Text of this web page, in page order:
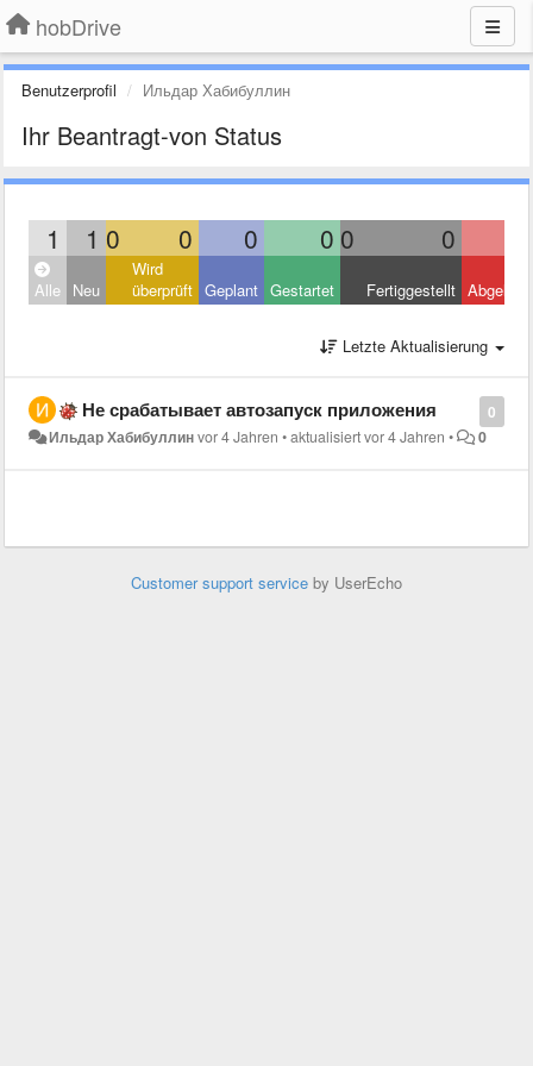
hobDrive
Benutzerprofil Ильдар Хабибуллин
Ihr Beantragt-von Status
1 1 0 0 0 0 0 0
Alle Neu
Wird
überprüft Geplant Gestartet Fertiggestellt
Letzte Aktualisierung
0
Не срабатывает автозапуск приложения
Ильдар Хабибуллинvor 4 Jahren •aktualisiertvor 4 Jahren • 0
Customer support service by UserEcho